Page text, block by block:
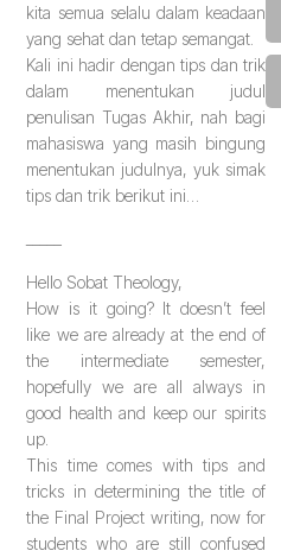
kita semua selalu dalam keadaan
yang sehat dan tetap semangat.
Kali ini hadir dengan tips dan trik
dalam menentukan judul
penulisan Tugas Akhir, nah bagi
mahasiswa yang masih bingung
menentukan judulnya, yuk simak
tips dan trik berikut ini…
Hello Sobat Theology,
How is it going? It doesn’t feel
like we are already at the end of
the intermediate semester,
hopefully we are all always in
good health and keep our spirits
up.
This time comes with tips and
tricks in determining the title of
the Final Project writing, now for
students who are still confused